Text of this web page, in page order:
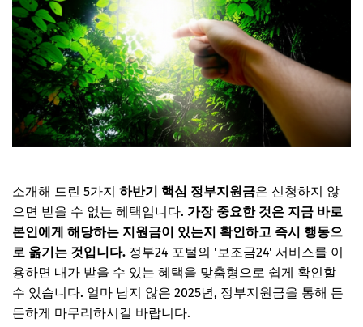
소개해 드린 5가지 하반기 핵심 정부지원금은 신청하지 않
으면 받을 수 없는 혜택입니다. 가장 중요한 것은 지금 바로
본인에게 해당하는 지원금이 있는지 확인하고 즉시 행동으
로 옮기는 것입니다. 정부24 포털의 '보조금24' 서비스를 이
용하면 내가 받을 수 있는 혜택을 맞춤형으로 쉽게 확인할
수 있습니다. 얼마 남지 않은 2025년, 정부지원금을 통해 든
든하게 마무리하시길 바랍니다.